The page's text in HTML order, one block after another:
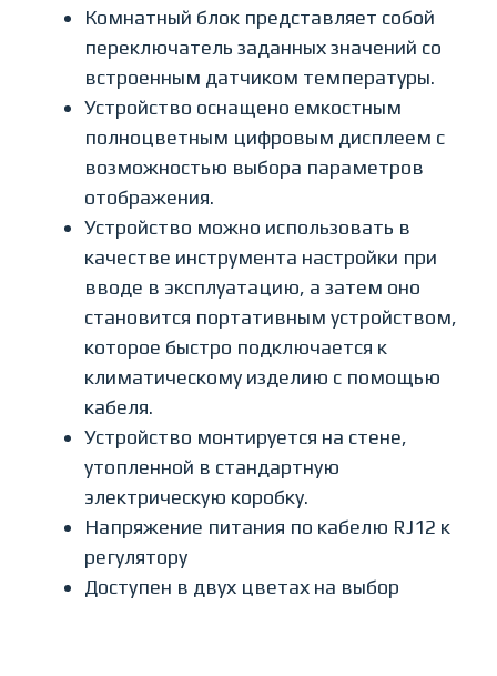
Комнатный блок представляет собой
переключатель заданных значений со
встроенным датчиком температуры.
Устройство оснащено емкостным
полноцветным цифровым дисплеем с
возможностью выбора параметров
отображения.
Устройство можно использовать в
качестве инструмента настройки при
вводе в эксплуатацию, а затем оно
становится портативным устройством,
которое быстро подключается к
климатическому изделию с помощью
кабеля.
Устройство монтируется на стене,
утопленной в стандартную
электрическую коробку.
Напряжение питания по кабелю RJ12 к
регулятору
Доступен в двух цветах на выбор